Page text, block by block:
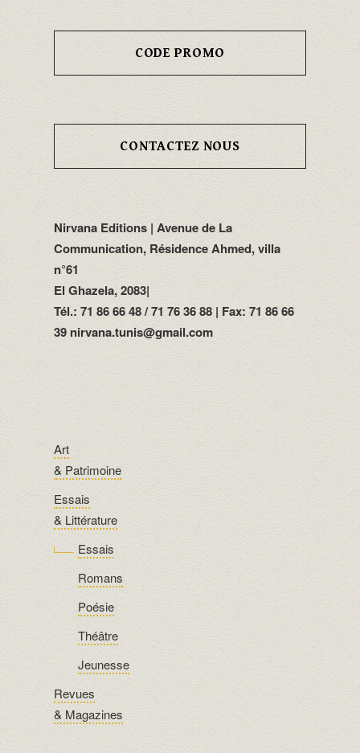
CODE PROMO
CONTACTEZ NOUS
Nirvana Editions | Avenue de La
Communication, Résidence Ahmed, villa
n°61
El Ghazela, 2083|
Tél.: 71 86 66 48 / 71 76 36 88 | Fax: 71 86 66
39 nirvana.tunis@gmail.com
Art
& Patrimoine
Essais
& Littérature
Essais
Romans
Poésie
Théâtre
Jeunesse
Revues
& Magazines